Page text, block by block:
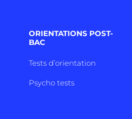
ORIENTATIONS POST-
BAC
Tests d’orientation
Psycho tests